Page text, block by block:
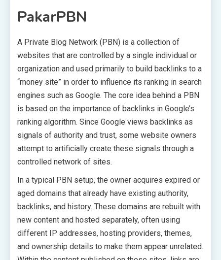
PakarPBN
A Private Blog Network (PBN) is a collection of
websites that are controlled by a single individual or
organization and used primarily to build backlinks to a
“money site” in order to influence its ranking in search
engines such as Google. The core idea behind a PBN
is based on the importance of backlinks in Google’s
ranking algorithm. Since Google views backlinks as
signals of authority and trust, some website owners
attempt to artificially create these signals through a
controlled network of sites.
In a typical PBN setup, the owner acquires expired or
aged domains that already have existing authority,
backlinks, and history. These domains are rebuilt with
new content and hosted separately, often using
different IP addresses, hosting providers, themes,
and ownership details to make them appear unrelated.